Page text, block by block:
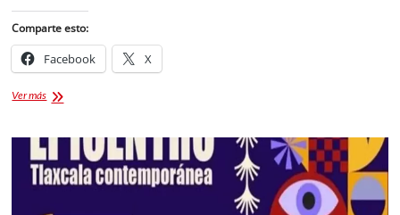
Comparte esto:
Facebook X
Ver másAUTORIDADES
CCIV
ANIVERSARIO
DE
LA